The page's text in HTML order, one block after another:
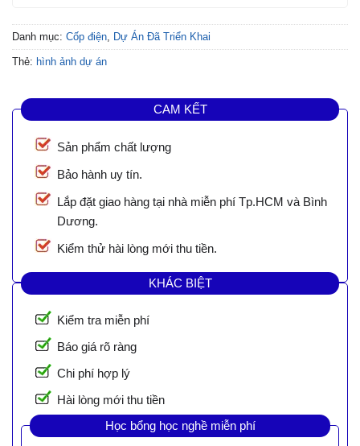
Danh mục: Cốp điện, Dự Án Đã Triển Khai
Thẻ: hình ảnh dự án
CAM KẾT
Sản phẩm chất lượng
Bảo hành uy tín.
Lắp đặt giao hàng tại nhà miễn phí Tp.HCM và Bình
Dương.
Kiểm thử hài lòng mới thu tiền.
KHÁC BIỆT
Kiểm tra miễn phí
Báo giá rõ ràng
Chi phí hợp lý
Hài lòng mới thu tiền
Học bổng học nghề miễn phí